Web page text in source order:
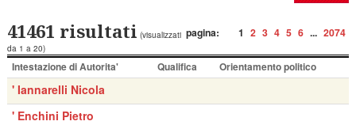
pagina: 1 2 3 4 5 6 ... 2074
41461 risultati (visualizzati
da 1 a 20)
Intestazione di Autorita' Qualifica Orientamento politico
' Iannarelli Nicola
' Enchini Pietro